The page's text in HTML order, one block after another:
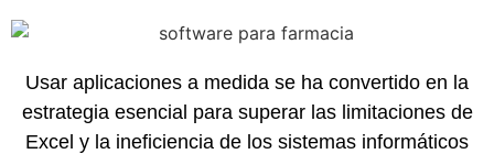
Usar aplicaciones a medida se ha convertido en la
estrategia esencial para superar las limitaciones de
Excel y la ineficiencia de los sistemas informáticos